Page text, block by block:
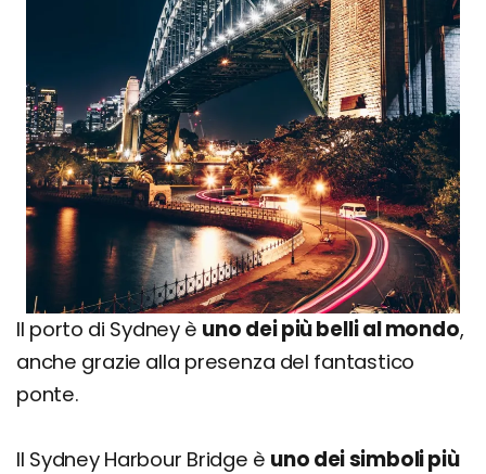
ll porto di Sydney è uno dei più belli al mondo,
anche grazie alla presenza del fantastico
ponte.
Il Sydney Harbour Bridge è uno dei simboli più